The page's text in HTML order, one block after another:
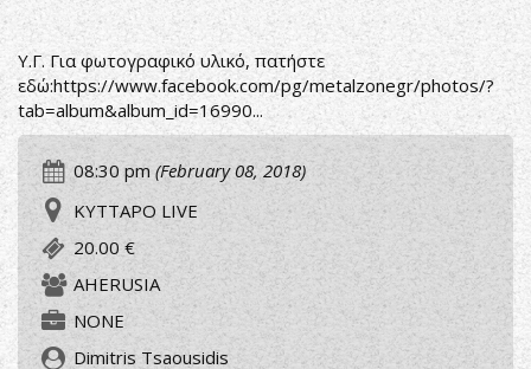
Υ.Γ. Για φωτογραφικό υλικό, πατήστε
εδώ:https://www.facebook.com/pg/metalzonegr/photos/?
tab=album&album_id=16990...
08:30 pm (February 08, 2018)
ΚΥΤΤΑΡΟ LIVE
20.00 €
AHERUSIA
NONE
Dimitris Tsaousidis